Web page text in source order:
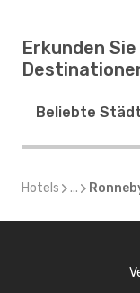
Erkunden
Beliebte
Hotels ...